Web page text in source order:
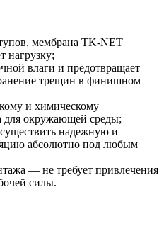
мембрана TK-NET
нагрузку;
влаги и предотвращает
трещин в финишном
и химическому
для окружающей среды;
надежную и
абсолютно под любым
— не требует привлечения
силы.